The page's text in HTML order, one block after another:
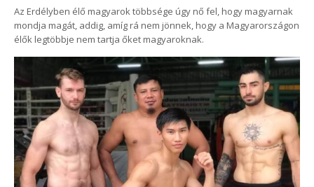
Az Erdélyben élő magyarok többsége úgy nő fel, hogy magyarnak
mondja magát, addig, amíg rá nem jönnek, hogy a Magyarországon
élők legtöbbje nem tartja őket magyaroknak.